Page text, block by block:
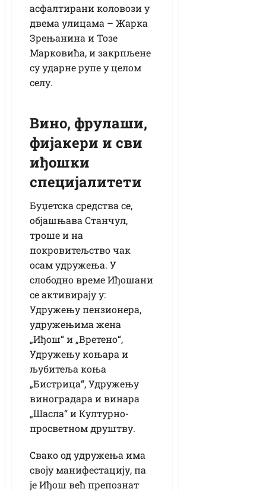
асфалтирани коловози у
двема улицама – Жарка
Зрењанина и Тозе
Марковића, и закрпљене
су ударне рупе у целом
селу.
Вино, фрулаши,
фијакери и сви
иђошки
специјалитети
Буџетска средства се,
објашњава Станчул,
троше и на
покровитељство чак
осам удружења. У
слободно време Иђошани
се активирају у:
Удружењу пензионера,
удружењима жена
„Иђош“ и „Вретено“,
Удружењу коњара и
љубитеља коња
„Бистрица“, Удружењу
виноградара и винара
„Шасла“ и Културно-
просветном друштву.
Свако од удружења има
своју манифестацију, па
је Иђош већ препознат